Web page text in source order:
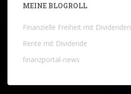
MEINE BLOGROLL
Finanzielle Freiheit mit Dividenden
Rente mit Dividende
finanzportal-news